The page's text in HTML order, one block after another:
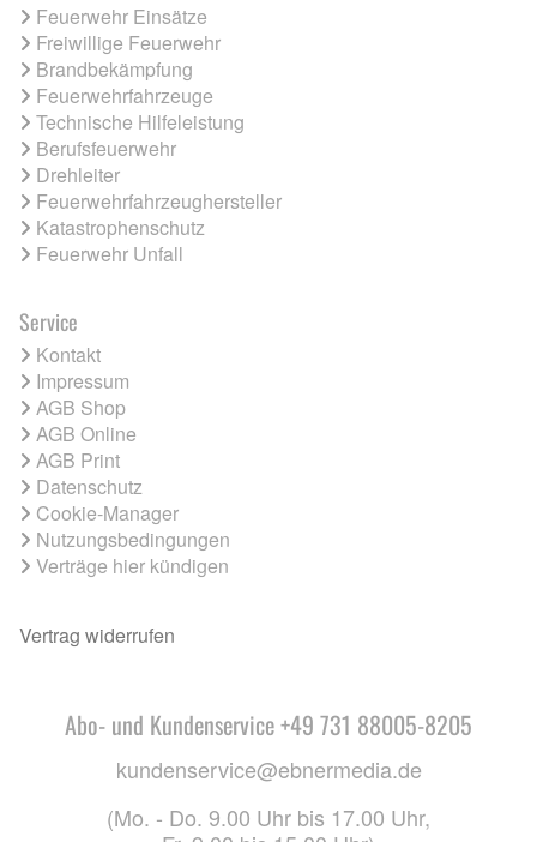
Feuerwehr Einsätze
Freiwillige Feuerwehr
Brandbekämpfung
Feuerwehrfahrzeuge
Technische Hilfeleistung
Berufsfeuerwehr
Drehleiter
Feuerwehrfahrzeughersteller
Katastrophenschutz
Feuerwehr Unfall
Service
Kontakt
Impressum
AGB Shop
AGB Online
AGB Print
Datenschutz
Cookie-Manager
Nutzungsbedingungen
Verträge hier kündigen
Vertrag widerrufen
Abo- und Kundenservice +49 731 88005-8205
kundenservice@ebnermedia.de
(Mo. - Do. 9.00 Uhr bis 17.00 Uhr,